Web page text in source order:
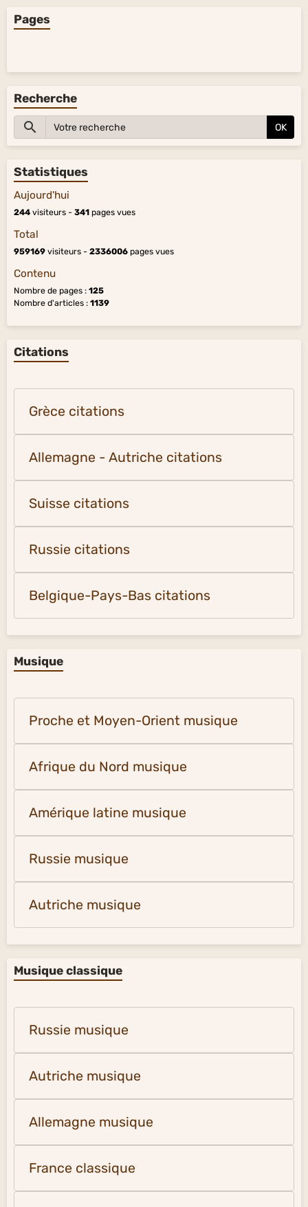
Pages
Recherche
OK
Statistiques
Aujourd'hui
244 visiteurs - 341 pages vues
Total
959169 visiteurs - 2336006 pages vues
Contenu
Nombre de pages : 125
Nombre d'articles : 1139
Citations
Grèce citations
Allemagne - Autriche citations
Suisse citations
Russie citations
Belgique-Pays-Bas citations
Musique
Proche et Moyen-Orient musique
Afrique du Nord musique
Amérique latine musique
Russie musique
Autriche musique
Musique classique
Russie musique
Autriche musique
Allemagne musique
France classique